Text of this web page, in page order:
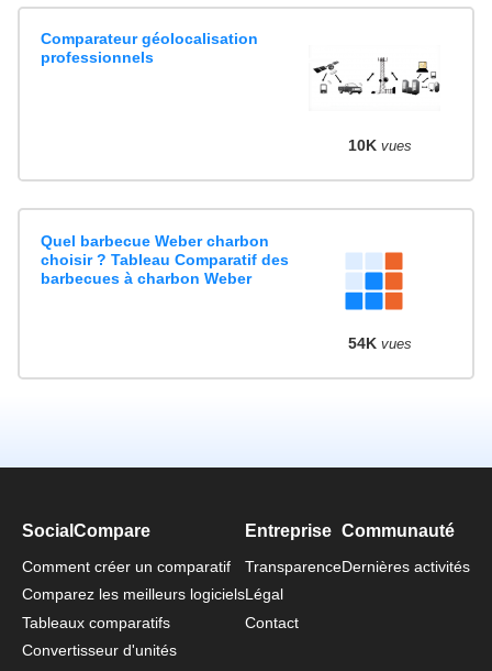
Comparateur géolocalisation
professionnels
10K vues
Quel barbecue Weber charbon
choisir ? Tableau Comparatif des
barbecues à charbon Weber
54K vues
SocialCompare
Comment créer un comparatif
Comparez les meilleurs logiciels
Tableaux comparatifs
Convertisseur d'unités
Entreprise
Transparence
Légal
Contact
Communauté
Dernières activités